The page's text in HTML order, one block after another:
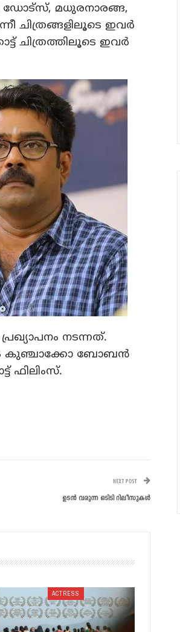
ഡോട്സ്, മധുരനാരങ്ങ,
ചിത്രങ്ങളിലൂടെ ഇവർ
ചിത്രത്തിലൂടെ ഇവർ
നടന്നത്.
കുഞ്ചാക്കോ ബോബൻ
ഫിലിംസ്.
NEXT POST
ഉടൻ വരുന്ന ഒടിടി റിലീസുകൾ
ACTRESS